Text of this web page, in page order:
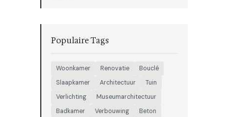
Populaire Tags
Woonkamer Renovatie
Bouclé
Slaapkamer
Architectuur
Tuin
Verlichting
Museumarchitectuur
Badkamer
Verbouwing
Beton